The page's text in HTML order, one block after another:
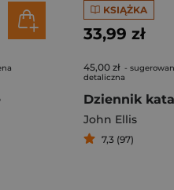
KSIĄŻKA
33,99 zł
45,00 zł -
detaliczna
Dziennik kata
John Ellis
7,3 (97)